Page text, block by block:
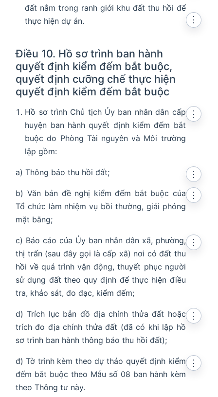
đất nằm trong ranh giới khu đất thu hồi để
thực hiện dự án.
Điều 10. Hồ sơ trình ban hành
quyết định kiểm đếm bắt buộc,
quyết định cưỡng chế thực hiện
quyết định kiểm đếm bắt buộc
⋮
Hồ sơ trình Chủ tịch Ủy ban nhân dân cấp
huyện ban hành quyết định kiểm đếm bắt
buộc do Phòng Tài nguyên và Môi trường
lập gồm:
⋮
a) Thông báo thu hồi đất;
⋮
b) Văn bản đề nghị kiểm đếm bắt buộc của
Tổ chức làm nhiệm vụ bồi thường, giải phóng
mặt bằng;
⋮
c) Báo cáo của Ủy ban nhân dân xã, phường,
thị trấn (sau đây gọi là cấp xã) nơi có đất thu
hồi về quá trình vận động, thuyết phục người
sử dụng đất theo quy định để thực hiện điều
tra, khảo sát, đo đạc, kiểm đếm;
⋮
d) Trích lục bản đồ địa chính thửa đất hoặc
trích đo địa chính thửa đất (đã có khi lập hồ
sơ trình ban hành thông báo thu hồi đất);
⋮
đ) Tờ trình kèm theo dự thảo quyết định kiểm
đếm bắt buộc theo Mẫu số 08 ban hành kèm
theo Thông tư này.
⋮